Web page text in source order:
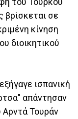
βρίσκεται σε
κίνηση
διοικητικού
ισπανική
απάντησαν
Τουράν